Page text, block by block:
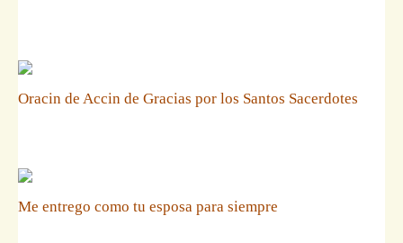
Oracin de Accin de Gracias por los Santos Sacerdotes
Me entrego como tu esposa para siempre